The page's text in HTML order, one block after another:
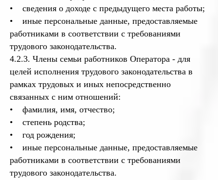
• сведения о доходе с предыдущего места работы;
• иные персональные данные, предоставляемые
работниками в соответствии с требованиями
трудового законодательства.
4.2.3. Члены семьи работников Оператора - для
целей исполнения трудового законодательства в
рамках трудовых и иных непосредственно
связанных с ним отношений:
• фамилия, имя, отчество;
• степень родства;
• год рождения;
• иные персональные данные, предоставляемые
работниками в соответствии с требованиями
трудового законодательства.